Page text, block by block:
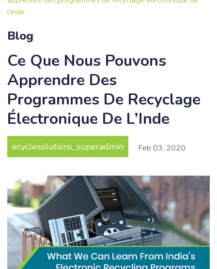
l’Inde
Blog
Ce Que Nous Pouvons
Apprendre Des
Programmes De Recyclage
Électronique De L’Inde
ecyclesolutions_superadmin Feb 03, 2020